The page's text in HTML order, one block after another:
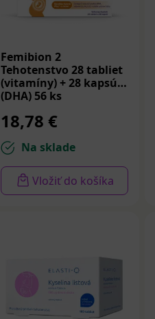
Femibion 2
Tehotenstvo 28 tabliet
(vitamíny) + 28 kapsúl
(DHA) 56 ks
18,78 €
Na sklade
Vložiť do košíka